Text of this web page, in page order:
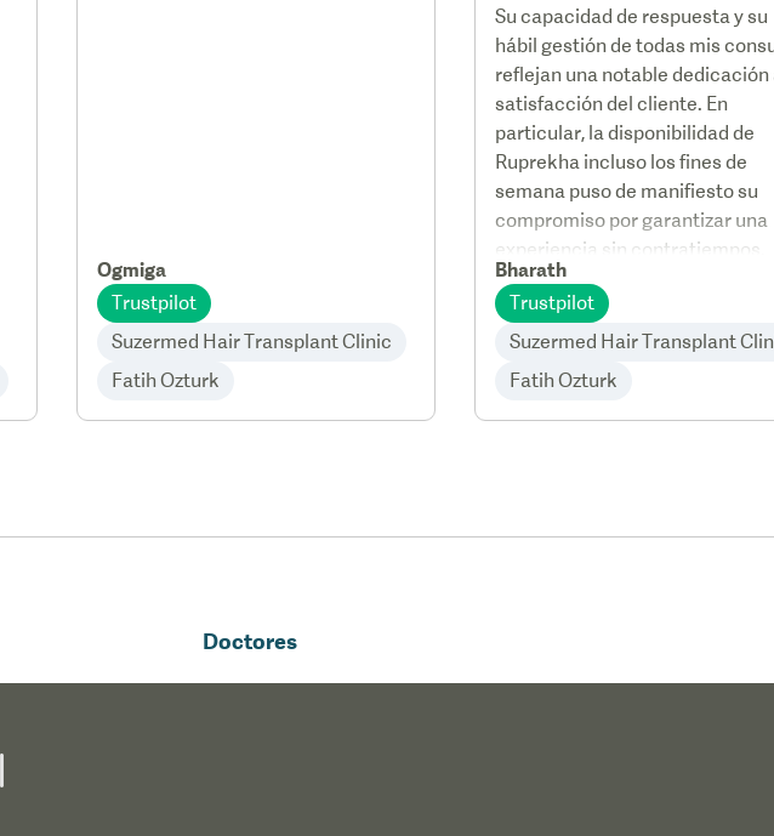
Ogmiga
Trustpilot
Suzermed Hair Transplant Clinic
Fatih Ozturk
Su capacidad de respuesta y su
hábil gestión de todas mis
reflejan una notable dedicación
satisfacción del cliente. En
particular, la disponibilidad de
Ruprekha incluso los fines de
semana puso de manifiesto su
compromiso por garantizar una
experiencia sin contratiempos.
Demostró un profundo
conocimiento de mis
capilares específicas y se
oferta disponible. En mi opinión,
experiencia y el servicio
realmente agradecida por su
Bharath
Trustpilot
Suzermed Hair Transplant
Fatih Ozturk
Doctores